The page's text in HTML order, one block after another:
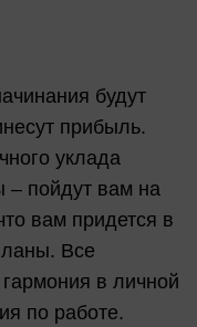
будут
прибыль.
уклада
пойдут вам на
вам придется в
Все
в личной
по работе.